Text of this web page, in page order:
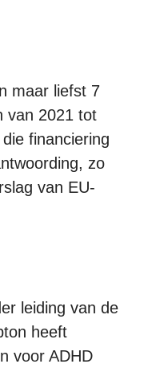
maar liefst 7
van 2021 tot
financiering
zo
van EU-
leiding van de
heeft
voor ADHD